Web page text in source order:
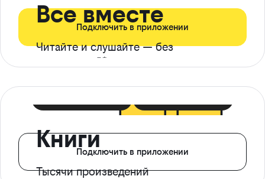
Все вместе
Читайте и слушайте — без
ограничений*
Подключить в приложении
Книги
Тысячи произведений
Подключить в приложении